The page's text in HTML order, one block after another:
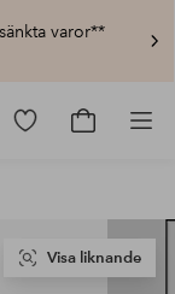
varor**
Gå
Gå
Visa liknande